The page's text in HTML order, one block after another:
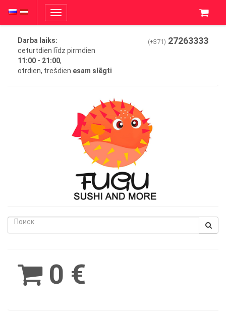
Toggle
navigation
Darba laiks:
ceturtdien līdz pirmdien
11:00 - 21:00,
otrdien, trešdien esam slēgti
(+371) 27263333
BetWest0 €